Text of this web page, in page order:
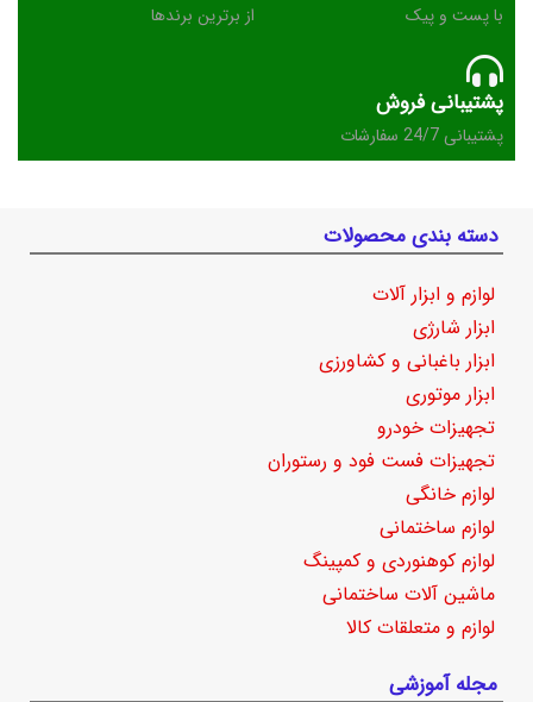
با پست و پیک از برترین برندها
پشتیبانی فروش
پشتیبانی 24/7 سفارشات
دسته بندی محصولات
لوازم و ابزار آلات
ابزار شارژی
ابزار باغبانی و کشاورزی
ابزار موتوری
تجهیزات خودرو
تجهیزات فست فود و رستوران
لوازم خانگی
لوازم ساختمانی
لوازم کوهنوردی و کمپینگ
ماشین آلات ساختمانی
لوازم و متعلقات کالا
مجله آموزشی